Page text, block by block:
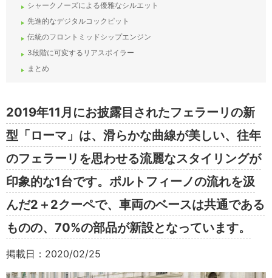
シャークノーズによる優雅なシルエット
先進的なデジタルコックピット
伝統のフロントミッドシップエンジン
3段階に可変するリアスポイラー
まとめ
2019年11月にお披露目されたフェラーリの新
型「ローマ」は、滑らかな曲線が美しい、往年
のフェラーリを思わせる流麗なスタイリングが
印象的な1台です。ポルトフィーノの流れを汲
んだ2＋2クーペで、車両のベースは共通である
ものの、70%の部品が新設となっています。
掲載日：2020/02/25